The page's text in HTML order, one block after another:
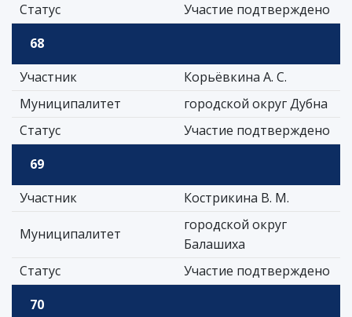
Статус
Участие подтверждено
68
Участник
Корьёвкина А. С.
Муниципалитет
городской округ Дубна
Статус
Участие подтверждено
69
Участник
Кострикина В. М.
Муниципалитет
городской округ
Балашиха
Статус
Участие подтверждено
70